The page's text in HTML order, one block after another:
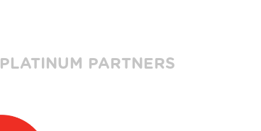
PLATINUM PARTNERS